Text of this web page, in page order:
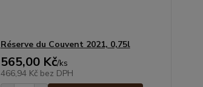
Réserve du Couvent 2021, 0,75l
565,00 Kč/ks
466,94 Kč bez DPH